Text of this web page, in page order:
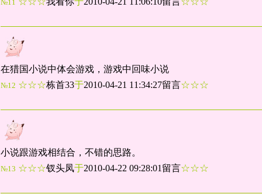
№11
在猎国小说中体会游戏，游戏中回味小说
№12 ☆☆☆栋首33于2010-04-21 11:34:27留言☆☆☆
小说跟游戏相结合，不错的思路。
№13 ☆☆☆钗头凤于2010-04-22 09:28:01留言☆☆☆